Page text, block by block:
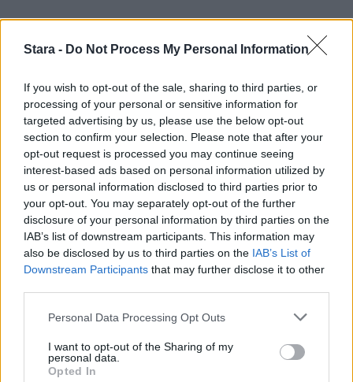
Stara - Do Not Process My Personal Information
If you wish to opt-out of the sale, sharing to third parties, or
processing of your personal or sensitive information for
targeted advertising by us, please use the below opt-out
section to confirm your selection. Please note that after your
opt-out request is processed you may continue seeing
interest-based ads based on personal information utilized by
us or personal information disclosed to third parties prior to
your opt-out. You may separately opt-out of the further
disclosure of your personal information by third parties on the
IAB’s list of downstream participants. This information may
also be disclosed by us to third parties on the IAB’s List of
Downstream Participants that may further disclose it to other
Personal Data Processing Opt Outs
I want to opt-out of the Sharing of my
personal data.
Opted In